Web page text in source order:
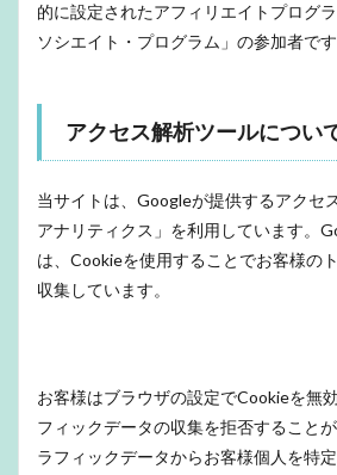
的に設定されたアフィリエイトプログ
ソシエイト・プログラム」の参加者です
アクセス解析ツールについ
当サイトは、Googleが提供するアクセ
アナリティクス」を利用しています。
は、Cookieを使用することでお客様の
収集しています。
お客様はブラウザの設定でCookieを無
フィックデータの収集を拒否すること
ラフィックデータからお客様個人を特